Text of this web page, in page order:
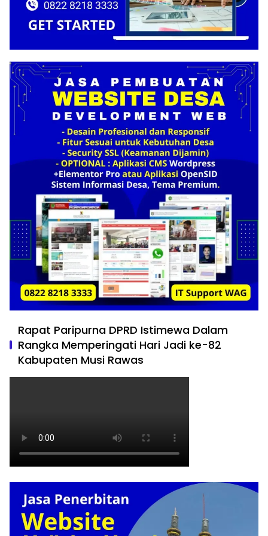
Rapat Paripurna DPRD Istimewa Dalam
Rangka Memperingati Hari Jadi ke-82
Kabupaten Musi Rawas